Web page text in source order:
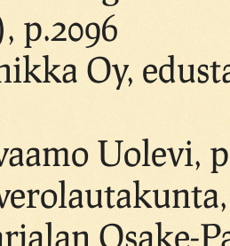
p.2096
Oy,
Uolevi,
Osake-